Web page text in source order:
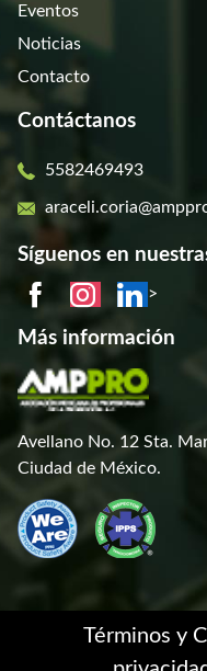
Eventos
Noticias
Contacto
Contáctanos
5582469493
Síguenos en
>
Más información
Avellano No. 12 Sta.
Ciudad de México.
Términos y